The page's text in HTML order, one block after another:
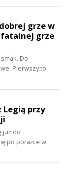
grze w
fatalnej grze
Do
Pierwszy to
Legią przy
już do
po porażce w